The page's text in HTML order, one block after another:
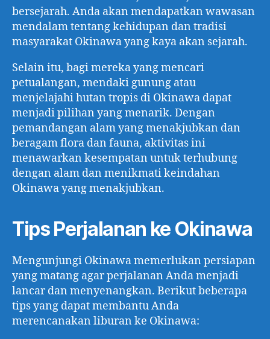
bersejarah. Anda akan mendapatkan wawasan
mendalam tentang kehidupan dan tradisi
masyarakat Okinawa yang kaya akan sejarah.
Selain itu, bagi mereka yang mencari
petualangan, mendaki gunung atau
menjelajahi hutan tropis di Okinawa dapat
menjadi pilihan yang menarik. Dengan
pemandangan alam yang menakjubkan dan
beragam flora dan fauna, aktivitas ini
menawarkan kesempatan untuk terhubung
dengan alam dan menikmati keindahan
Okinawa yang menakjubkan.
Tips Perjalanan ke Okinawa
Mengunjungi Okinawa memerlukan persiapan
yang matang agar perjalanan Anda menjadi
lancar dan menyenangkan. Berikut beberapa
tips yang dapat membantu Anda
merencanakan liburan ke Okinawa: